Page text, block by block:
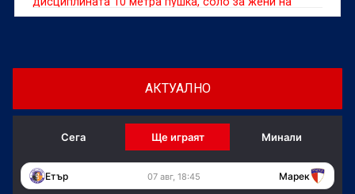
Европейското първенство до 23 години по спортна
АКТУАЛНО
Сега Ще играят Минали
Етър 07 авг, 18:45 Марек